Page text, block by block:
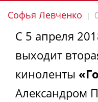
Софья Левченко |
С 5 апреля
выходит
киноленты
Александром